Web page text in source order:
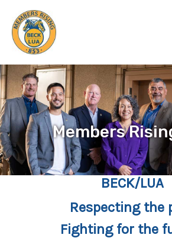
content
Members
BECK/LUA
Respecting the
Fighting for the